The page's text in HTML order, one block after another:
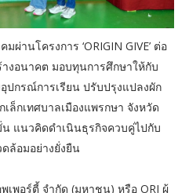
ผ่านโครงการ ‘ORIGIN GIVE’ ต่อ
งอนาคต มอบทุนการศึกษาให้กับ
กรณ์การเรียน ปรับปรุงแปลงผัก
ล็กเทศบาลเมืองแพรกษา จังหวัด
แนวคิดดำเนินธุรกิจควบคู่ไปกับ
ล้อมอย่างยั่งยืน
พอร์ตี้ จำกัด (มหาชน) หรือ ORI ผู้